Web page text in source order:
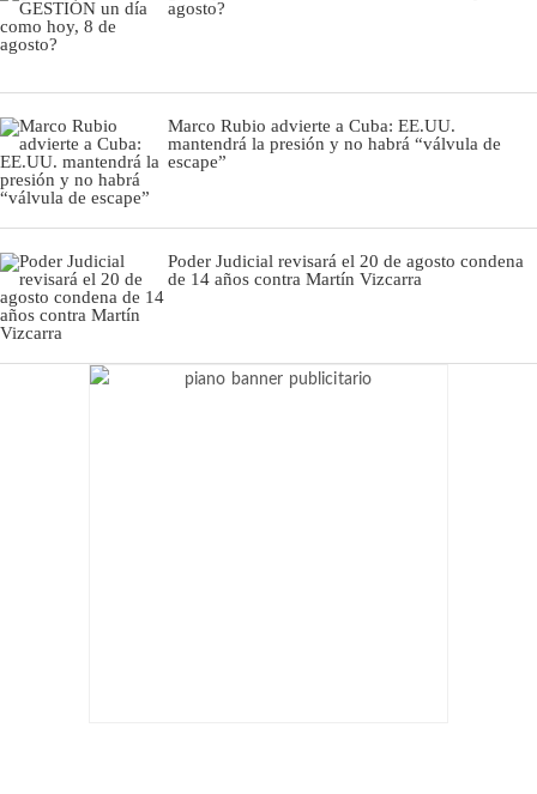
agosto?
Marco Rubio advierte a Cuba: EE.UU.
mantendrá la presión y no habrá “válvula de
escape”
Poder Judicial revisará el 20 de agosto condena
de 14 años contra Martín Vizcarra